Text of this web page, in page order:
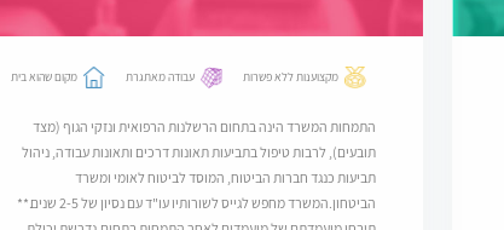
מקצוענות ללא פשרות עבודה מאתגרת מקום שהוא בית
התמחות המשרד הינה בתחום הרשלנות הרפואית ונזקי הגוף (מצד
תובעים), לרבות טיפול בתביעות תאונות דרכים ותאונות עבודה, ניהול
תביעות כנגד חברות הביטוח, המוסד לביטוח לאומי ומשרד
הביטחון.המשרד מחפש לגייס לשורותיו עו"ד עם נסיון של 2-5 שנים.**